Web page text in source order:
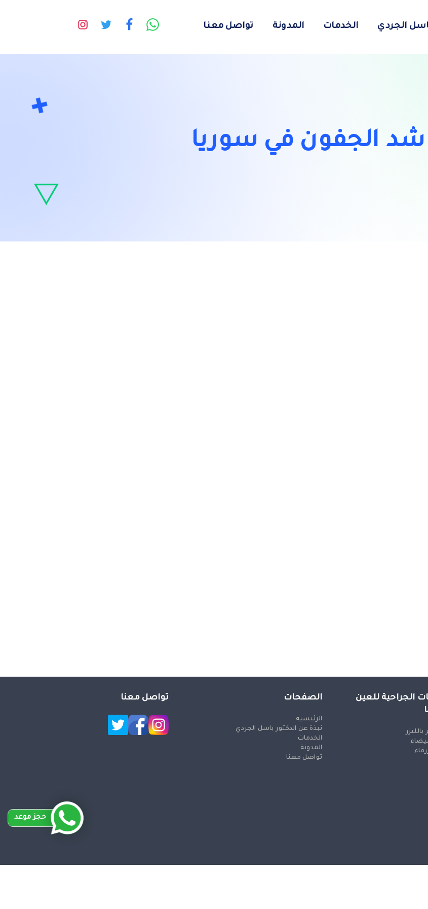
الجردي الخدمات المدونة تواصل معنا
شد الجفون في سوريا
الجراحية للعين
الصفحات
الرئيسية
نبذة عن الدكتور باسل الجردي
الخدمات
المدونة
تواصل معنا
تواصل معنا
حجز موعد